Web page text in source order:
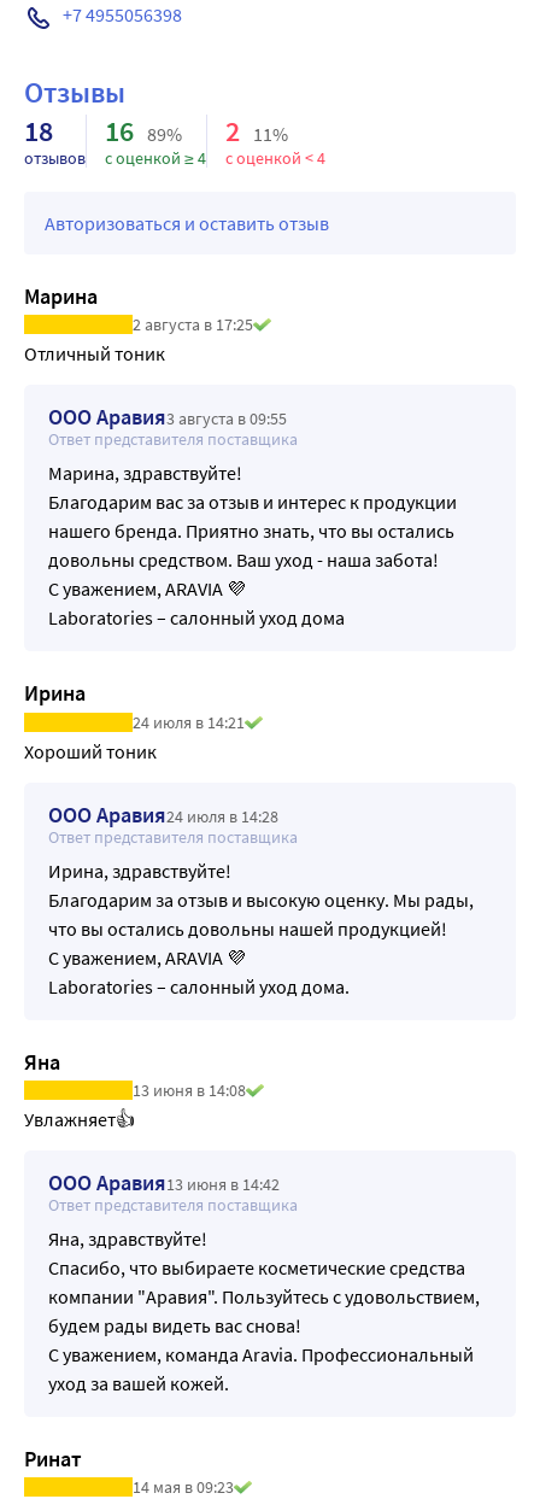
+7 4955056398
Отзывы
18
отзывов
16 89%
с оценкой ≥ 4
2 11%
с оценкой < 4
Авторизоваться и оставить отзыв
Марина
2 августа в 17:25
Отличный тоник
ООО Аравия3 августа в 09:55
Ответ представителя поставщика
Марина, здравствуйте!
Благодарим вас за отзыв и интерес к продукции
нашего бренда. Приятно знать, что вы остались
довольны средством. Ваш уход - наша забота!
С уважением, ARAVIA 💜
Laboratories – салонный уход дома
Ирина
24 июля в 14:21
Хороший тоник
ООО Аравия24 июля в 14:28
Ответ представителя поставщика
Ирина, здравствуйте!
Благодарим за отзыв и высокую оценку. Мы рады,
что вы остались довольны нашей продукцией!
С уважением, ARAVIA 💜
Laboratories – салонный уход дома.
Яна
13 июня в 14:08
Увлажняет👍
ООО Аравия13 июня в 14:42
Ответ представителя поставщика
Яна, здравствуйте!
Спасибо, что выбираете косметические средства
компании "Аравия". Пользуйтесь с удовольствием,
будем рады видеть вас снова!
С уважением, команда Aravia. Профессиональный
уход за вашей кожей.
Ринат
14 мая в 09:23